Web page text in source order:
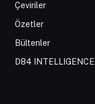
Çeviriler
Özetler
Bültenler
D84 INTELLIGENCE